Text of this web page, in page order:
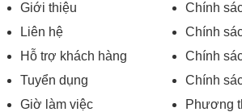
Giới thiệu
Liên hệ
Hỗ trợ khách hàng
Tuyển dụng
Giờ làm việc
Chính
Chính
Chính
Chính
Phương